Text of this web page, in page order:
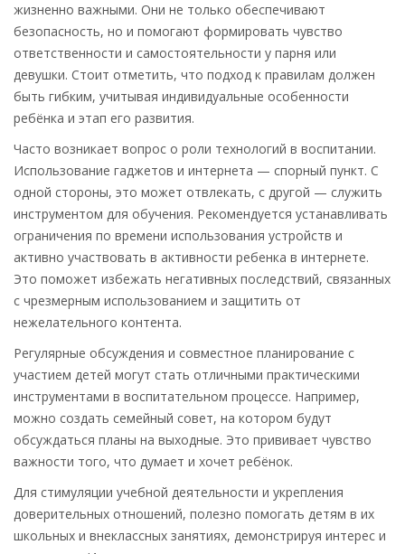
жизненно важными. Они не только обеспечивают
безопасность, но и помогают формировать чувство
ответственности и самостоятельности у парня или
девушки. Стоит отметить, что подход к правилам должен
быть гибким, учитывая индивидуальные особенности
ребёнка и этап его развития.
Часто возникает вопрос о роли технологий в воспитании.
Использование гаджетов и интернета — спорный пункт. С
одной стороны, это может отвлекать, с другой — служить
инструментом для обучения. Рекомендуется устанавливать
ограничения по времени использования устройств и
активно участвовать в активности ребенка в интернете.
Это поможет избежать негативных последствий, связанных
с чрезмерным использованием и защитить от
нежелательного контента.
Регулярные обсуждения и совместное планирование с
участием детей могут стать отличными практическими
инструментами в воспитательном процессе. Например,
можно создать семейный совет, на котором будут
обсуждаться планы на выходные. Это прививает чувство
важности того, что думает и хочет ребёнок.
Для стимуляции учебной деятельности и укрепления
доверительных отношений, полезно помогать детям в их
школьных и внеклассных занятиях, демонстрируя интерес и